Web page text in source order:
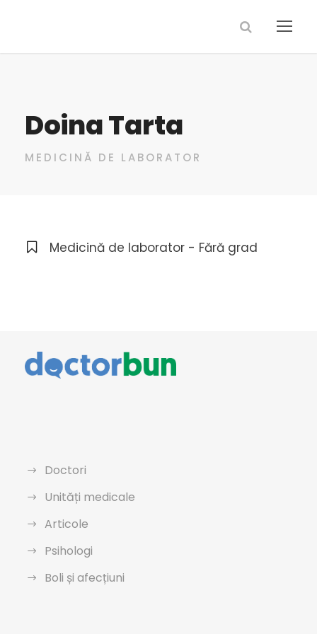
Doina Tarta
MEDICINĂ DE LABORATOR
Medicină de laborator - Fără grad
Doctori
Unități medicale
Articole
Psihologi
Boli și afecțiuni